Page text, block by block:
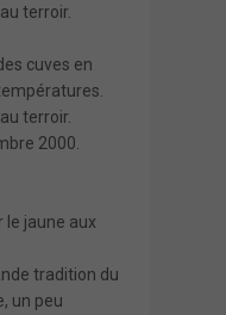
terroir.
cuves en
terroir.
2000.
le jaune aux
tradition du
un peu